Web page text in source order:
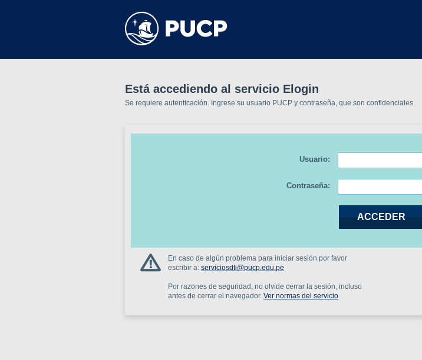
Está accediendo al servicio Elogin
Se requiere autenticación. Ingrese su usuario PUCP y contraseña, que son confidenciales.
Usuario:
Contraseña:
En caso de algún problema para iniciar sesión por favor
escribir a: serviciosdti@pucp.edu.pe
Por razones de seguridad, no olvide cerrar la sesión, incluso
antes de cerrar el navegador. Ver normas del servicio